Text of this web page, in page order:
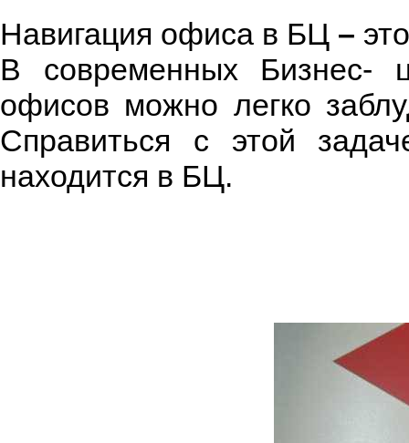
Навигация офиса в БЦ –
В современных Бизнес-
офисов можно легко
Справиться с этой
находится в БЦ.